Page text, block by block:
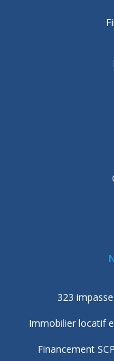
323
Immobilier locatif
Financement